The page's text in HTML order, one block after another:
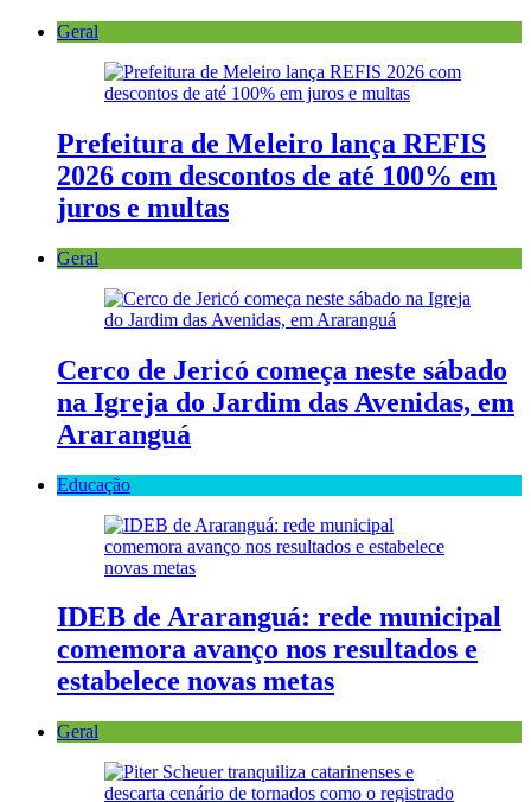
Geral
Prefeitura de Meleiro lança REFIS
2026 com descontos de até 100% em
juros e multas
Geral
Cerco de Jericó começa neste sábado
na Igreja do Jardim das Avenidas, em
Araranguá
Educação
IDEB de Araranguá: rede municipal
comemora avanço nos resultados e
estabelece novas metas
Geral